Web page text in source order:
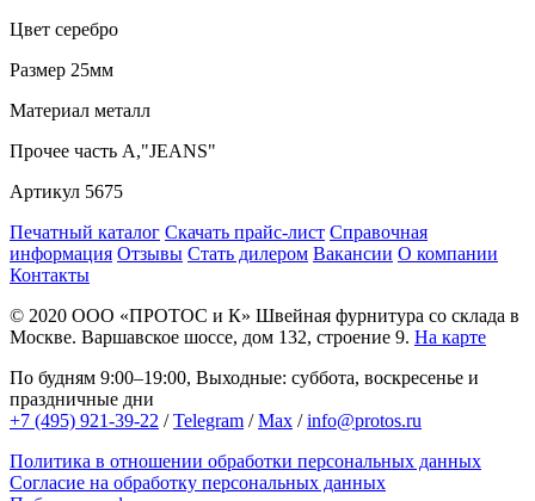
Цвет серебро
Размер 25мм
Материал металл
Прочее часть А,"JEANS"
Артикул 5675
Печатный каталог Скачать прайс-лист Справочная
информация Отзывы Стать дилером Вакансии О компании
Контакты
© 2020 ООО «ПРОТОС и К» Швейная фурнитура со склада в
Москве. Варшавское шоссе, дом 132, строение 9. На карте
По будням 9:00–19:00, Выходные: суббота, воскресенье и
праздничные дни
+7 (495) 921-39-22 /Telegram /Max /info@protos.ru
Политика в отношении обработки персональных данных
Согласие на обработку персональных данных